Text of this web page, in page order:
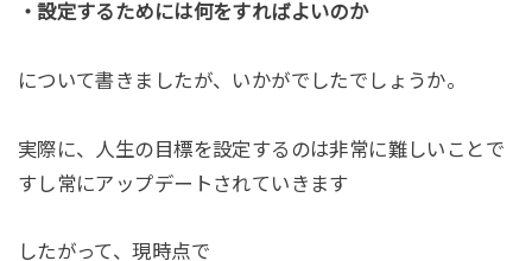
・設定するためには何をすればよいのか
について書きましたが、いかがでしたでしょうか。
実際に、人生の目標を設定するのは非常に難しいことで
すし常にアップデートされていきます
したがって、現時点で